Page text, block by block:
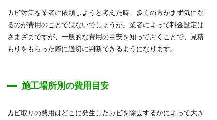
カビ対策を業者に依頼しようと考えた時、多くの方がまず気にな
るのが費用のことではないでしょうか。業者によって料金設定は
さまざまですが、一般的な費用の目安を知っておくことで、見積
もりをもらった際に適切に判断できるようになります。
施工場所別の費用目安
カビ取りの費用はどこに発生したカビを除去するかによって大き